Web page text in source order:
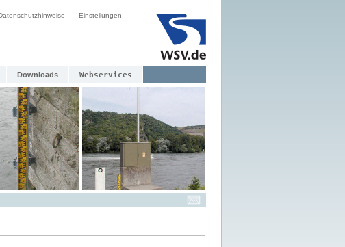
Einstellungen
Downloads Webservices